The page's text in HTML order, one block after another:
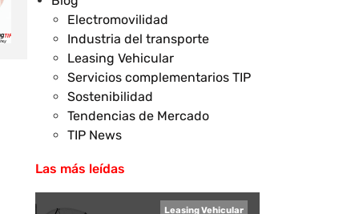
Electromovilidad
Industria del transporte
Leasing Vehicular
Servicios complementarios TIP
Sostenibilidad
Tendencias de Mercado
TIP News
Las más leídas
Leasing Vehicular